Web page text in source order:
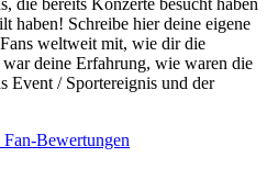
die bereits Konzerte besucht haben
haben! Schreibe hier deine eigene
weltweit mit, wie dir die
deine Erfahrung, wie waren die
Event / Sportereignis und der
Bewertungen